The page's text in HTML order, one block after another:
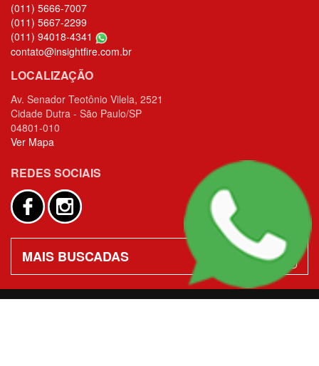
(011) 5666-7007
(011) 5667-2299
(011) 94018-4341
contato@insightfire.com.br
LOCALIZAÇÃO
Av. Senador Teotônio Vilela, 2521
Cidade Dutra - São Paulo/SP
04801-010
Ver Mapa
REDES SOCIAIS
MAIS BUSCADAS